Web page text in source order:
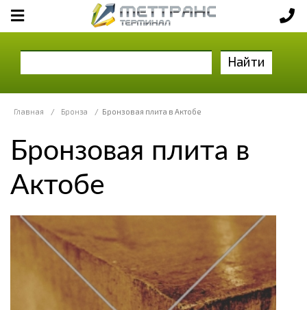
Найти
Главная / Бронза / Бронзовая плита в Актобе
Бронзовая плита в
Актобе